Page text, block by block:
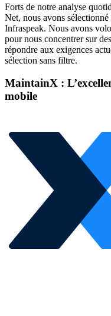
Forts de notre analyse
Net, nous avons
Infraspeak. Nous avons
pour nous concentrer sur
répondre aux exigences
sélection sans filtre.
MaintainX :
mobile